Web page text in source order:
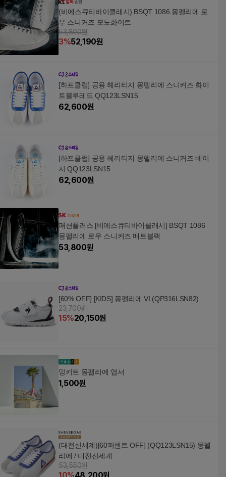
(비에스큐티바이클래시) BSQT 1086 몽펠리에 로
우 스니커즈 모노화이트
53,800원
3%52,190원
[하프클럽] 공용 헤리티지 몽펠리에 스니커즈 화이
트블루레드 QQ123LSN15
62,600원
[하프클럽] 공용 헤리티지 몽펠리에 스니커즈 베이
지 QQ123LSN15
62,600원
패션플러스 [비에스큐티바이클래시] BSQT 1086
몽펠리에 로우 스니커즈 매트블랙
53,800원
[60% OFF] [KIDS] 몽펠리에 VI (QP316LSN82)
23,700원
15%20,150원
밍키트 몽펠리에 엽서
1,500원
(대전신세계)[60퍼센트 OFF] (QQ123LSN15) 몽펠
리에 / 대전신세계
53,550원